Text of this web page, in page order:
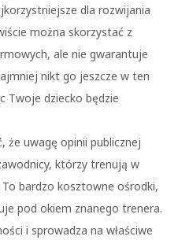
dla rozwijania
można skorzystać z
ale nie gwarantuje
nikt go jeszcze w ten
Twoje dziecko będzie
że uwagę opinii publicznej
którzy trenują w
bardzo kosztowne ośrodki,
pod okiem znanego trenera.
i sprowadza na właściwe